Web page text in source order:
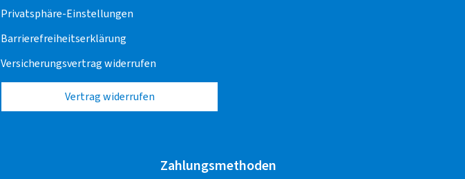
Privatsphäre-Einstellungen
Barrierefreiheitserklärung
Versicherungsvertrag widerrufen
Vertrag widerrufen
Zahlungsmethoden